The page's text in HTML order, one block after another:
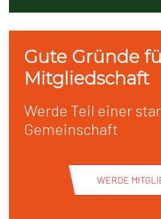
Gute Gründe
Mitgliedschaft
Werde Teil einer
Gemeinschaft
WERDE